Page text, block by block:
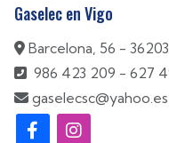
Gaselec en Vigo
986 423 209
gaselecsc@yahoo.es